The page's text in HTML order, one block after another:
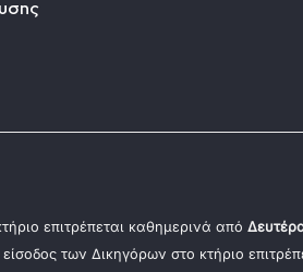
επιτρέπεται καθημερινά από
των Δικηγόρων στο κτήριο